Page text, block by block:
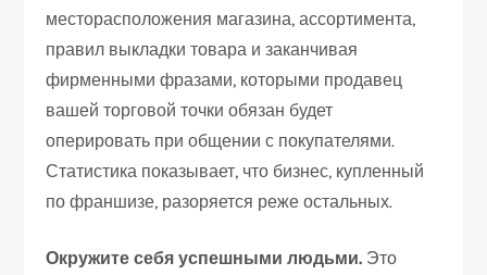
месторасположения магазина, ассортимента,
правил выкладки товара и заканчивая
фирменными фразами, которыми продавец
вашей торговой точки обязан будет
оперировать при общении с покупателями.
Статистика показывает, что бизнес, купленный
по франшизе, разоряется реже остальных.
Окружите себя успешными людьми. Это